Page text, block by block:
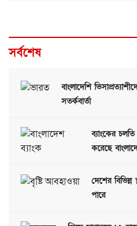
সর্বশেষ
বাংলাদেশি
সতর্কবার্তা
ব্যাংকের চলতি
করেছে
দেশের বিভিন্ন
পারে